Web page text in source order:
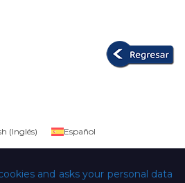
and asks your personal data
(Inglés) Español